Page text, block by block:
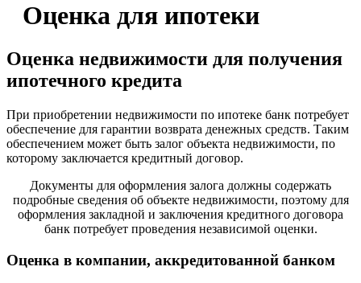
Оценка для ипотеки
Оценка недвижимости для получения
ипотечного кредита
При приобретении недвижимости по ипотеке банк потребует
обеспечение для гарантии возврата денежных средств. Таким
обеспечением может быть залог объекта недвижимости, по
которому заключается кредитный договор.
Документы для оформления залога должны содержать
подробные сведения об объекте недвижимости, поэтому для
оформления закладной и заключения кредитного договора
банк потребует проведения независимой оценки.
Оценка в компании, аккредитованной банком